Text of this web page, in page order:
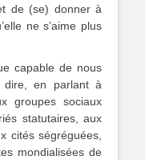
de (se) donner à
ne s’aime plus
capable de nous
dire, en parlant à
groupes sociaux
statutaires, aux
cités ségréguées,
mondialisées de